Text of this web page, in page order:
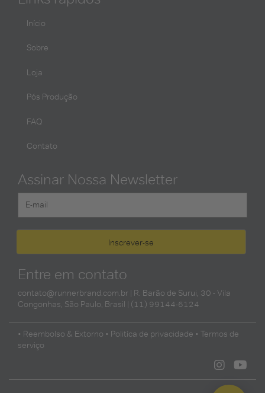
Início
Sobre
Loja
Pós Produção
FAQ
Contato
Assinar Nossa Newsletter
Entre em contato
contato@runnerbrand.com.br | R. Barão de Surui, 30 - Vila
Congonhas, São Paulo, Brasil | (11) 99144-6124
• Reembolso & Extorno • Politíca de privacidade • Termos de
serviço